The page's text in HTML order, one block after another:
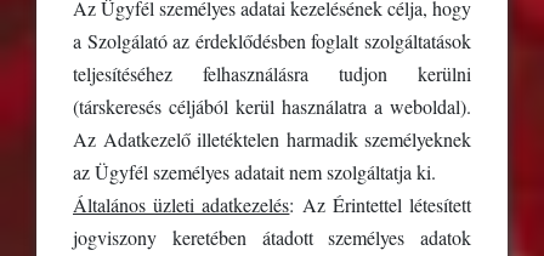
Az Ügyfél személyes adatai kezelésének célja, hogy
a Szolgálató az érdeklődésben foglalt szolgáltatások
teljesítéséhez felhasználásra tudjon kerülni
(társkeresés céljából kerül használatra a weboldal).
Az Adatkezelő illetéktelen harmadik személyeknek
az Ügyfél személyes adatait nem szolgáltatja ki.
Általános üzleti adatkezelés: Az Érintettel létesített
jogviszony keretében átadott személyes adatok